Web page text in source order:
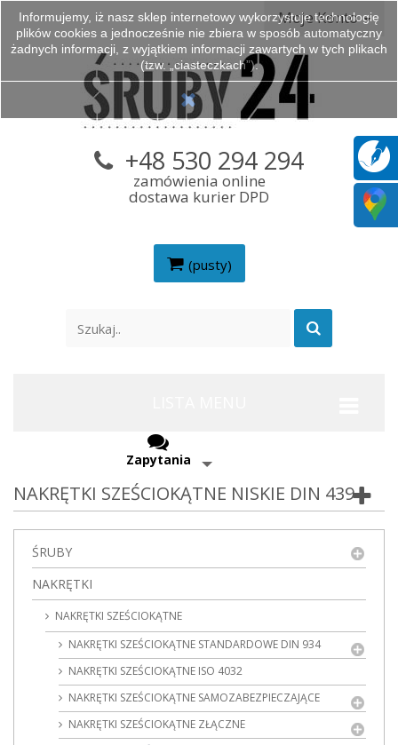
Moje Konto
(pusty)
+48 530 294 294
zamówienia online
dostawa kurier DPD
Zapytania
NAKRĘTKI SZEŚCIOKĄTNE NISKIE DIN 439
ŚRUBY
NAKRĘTKI
NAKRĘTKI SZEŚCIOKĄTNE
NAKRĘTKI SZEŚCIOKĄTNE STANDARDOWE DIN 934
NAKRĘTKI SZEŚCIOKĄTNE ISO 4032
NAKRĘTKI SZEŚCIOKĄTNE SAMOZABEZPIECZAJĄCE
NAKRĘTKI SZEŚCIOKĄTNE ZŁĄCZNE
Informujemy, iż nasz sklep internetowy wykorzystuje technologię
plików cookies a jednocześnie nie zbiera w sposób automatyczny
żadnych informacji, z wyjątkiem informacji zawartych w tych plikach
(tzw. „ciasteczkach”).